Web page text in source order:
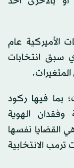
الأميركية عام
سبق انتخابات
بما فيها ركود
وفقدان الهوية
القضايا نفسها
الانتخابية